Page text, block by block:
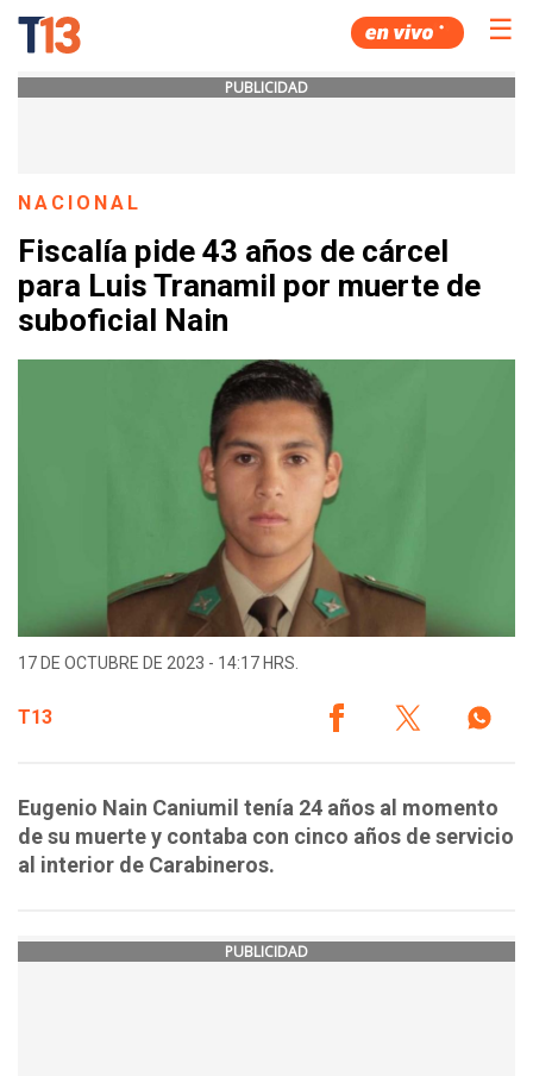
☰
PUBLICIDAD
NACIONAL
Fiscalía pide 43 años de cárcel
para Luis Tranamil por muerte de
suboficial Nain
17 DE OCTUBRE DE 2023 - 14:17 HRS.
T13
​​​​​​​Eugenio Nain Caniumil tenía 24 años al momento
de su muerte y contaba con cinco años de servicio
al interior de Carabineros.
PUBLICIDAD